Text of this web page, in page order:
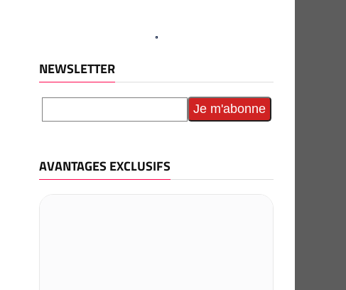
NEWSLETTER
AVANTAGES EXCLUSIFS